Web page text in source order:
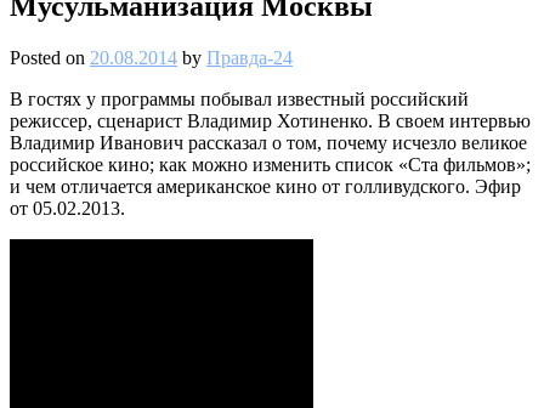
Posted on 20.08.2014 by Правда-24
В гостях у программы побывал известный российский
режиссер, сценарист Владимир Хотиненко. В своем интервью
Владимир Иванович рассказал о том, почему исчезло великое
российское кино; как можно изменить список «Ста фильмов»;
и чем отличается американское кино от голливудского. Эфир
от 05.02.2013.